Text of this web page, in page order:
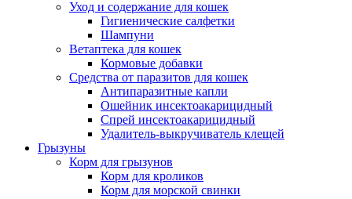
Уход и содержание для кошек
Гигиенические салфетки
Шампуни
Ветаптека для кошек
Кормовые добавки
Средства от паразитов для кошек
Антипаразитные капли
Ошейник инсектоакарицидный
Спрей инсектоакарицидный
Удалитель-выкручиватель клещей
Грызуны
Корм для грызунов
Корм для кроликов
Корм для морской свинки